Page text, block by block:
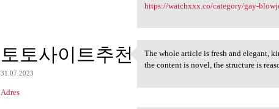
https://watchxxx.co/category/gay-
토토사이트추천
31.07.2023
Adres
The whole article is fresh
The whole article is fresh and elegant,
the content is novel, the structure is